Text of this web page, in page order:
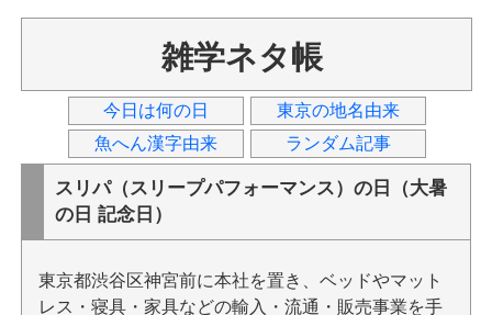
雑学ネタ帳
今日は何の日
東京の地名由来
魚へん漢字由来
ランダム記事
スリパ（スリープパフォーマンス）の日（大暑
の日 記念日）
東京都渋谷区神宮前に本社を置き、ベッドやマット
レス・寝具・家具などの輸入・流通・販売事業を手